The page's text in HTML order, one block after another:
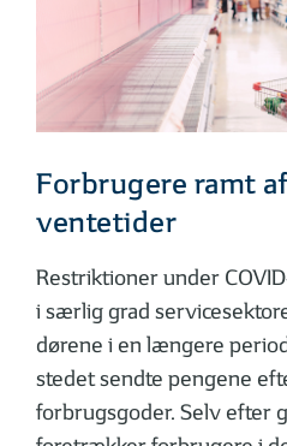
Forbrugere ramt
ventetider
Restriktioner under
i særlig grad
dørene i en længere
stedet sendte pengene
forbrugsgoder. Selv efter